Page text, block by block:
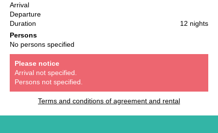
Arrival
Departure
Duration
12 nights
Persons
No persons specified
Please notice
Arrival not specified.
Persons not specified.
Terms and conditions of agreement and rental